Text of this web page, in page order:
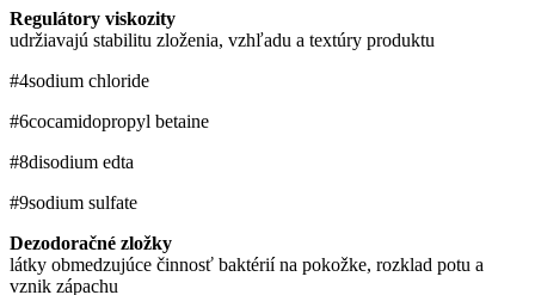
Regulátory viskozity
udržiavajú stabilitu zloženia, vzhľadu a textúry produktu
#4sodium chloride
#6cocamidopropyl betaine
#8disodium edta
#9sodium sulfate
Dezodoračné zložky
látky obmedzujúce činnosť baktérií na pokožke, rozklad potu a
vznik zápachu